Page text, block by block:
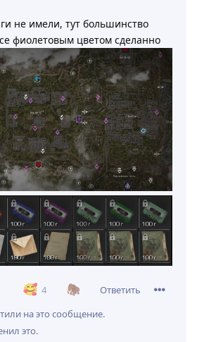
не имели, тут большинство
фиолетовым цветом сделанно
4
Ответить
на это сообщение.
это.